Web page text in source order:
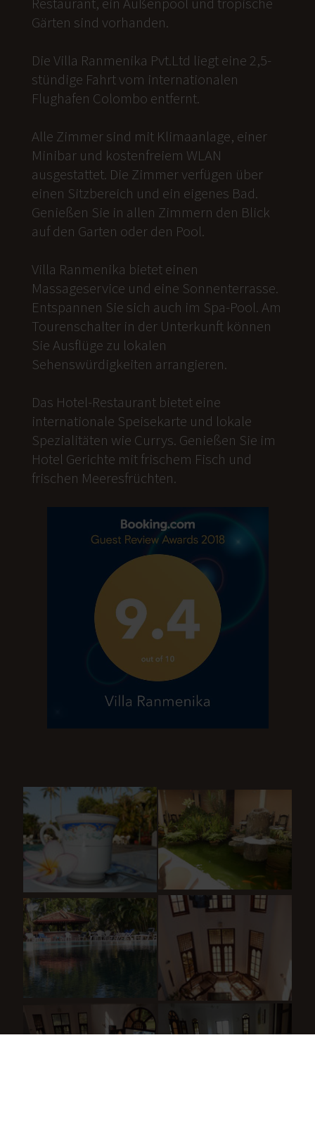
Gärten sind vorhanden.
Die Villa Ranmenika Pvt.Ltd liegt eine 2,5-
stündige Fahrt vom internationalen
Flughafen Colombo entfernt.
Alle Zimmer sind mit Klimaanlage, einer
Minibar und kostenfreiem WLAN
ausgestattet. Die Zimmer verfügen über
einen Sitzbereich und ein eigenes Bad.
Genießen Sie in allen Zimmern den Blick
auf den Garten oder den Pool.
Villa Ranmenika bietet einen
Massageservice und eine Sonnenterrasse.
Entspannen Sie sich auch im Spa-Pool. Am
Tourenschalter in der Unterkunft können
Sie Ausflüge zu lokalen
Sehenswürdigkeiten arrangieren.
Das Hotel-Restaurant bietet eine
internationale Speisekarte und lokale
Spezialitäten wie Currys. Genießen Sie im
Hotel Gerichte mit frischem Fisch und
frischen Meeresfrüchten.